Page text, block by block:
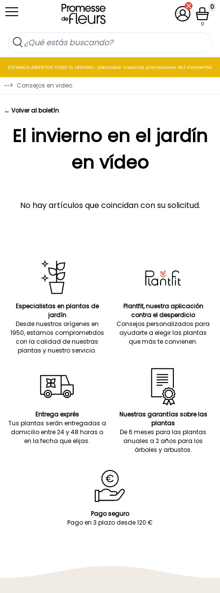
Ir al contenido Mi cuenta
Cesta
0
0
ESTAMOS ABIERTOS TODO EL VERANO : ¡Descubre nuestras promociones del momento!
⋯> Consejos en video
El invierno en el jardín
en vídeo
← Volver al boletín
No hay artículos que coincidan con su solicitud.
Especialistas en plantas de
jardín
Desde nuestros orígenes en
1950, estamos comprometidos
con la calidad de nuestras
plantas y nuestro servicio.
Plantfit, nuestra aplicación
contra el desperdicio
Consejos personalizados para
ayudarte a elegir las plantas
que más te convienen.
Entrega exprés
Tus plantas serán entregadas a
domicilio entre 24 y 48 horas o
en la fecha que elijas.
Nuestras garantías sobre las
plantas
De 6 meses para las plantas
anuales a 2 años para los
árboles y arbustos.
Pago seguro
Pago en 3 plazo desde 120 €